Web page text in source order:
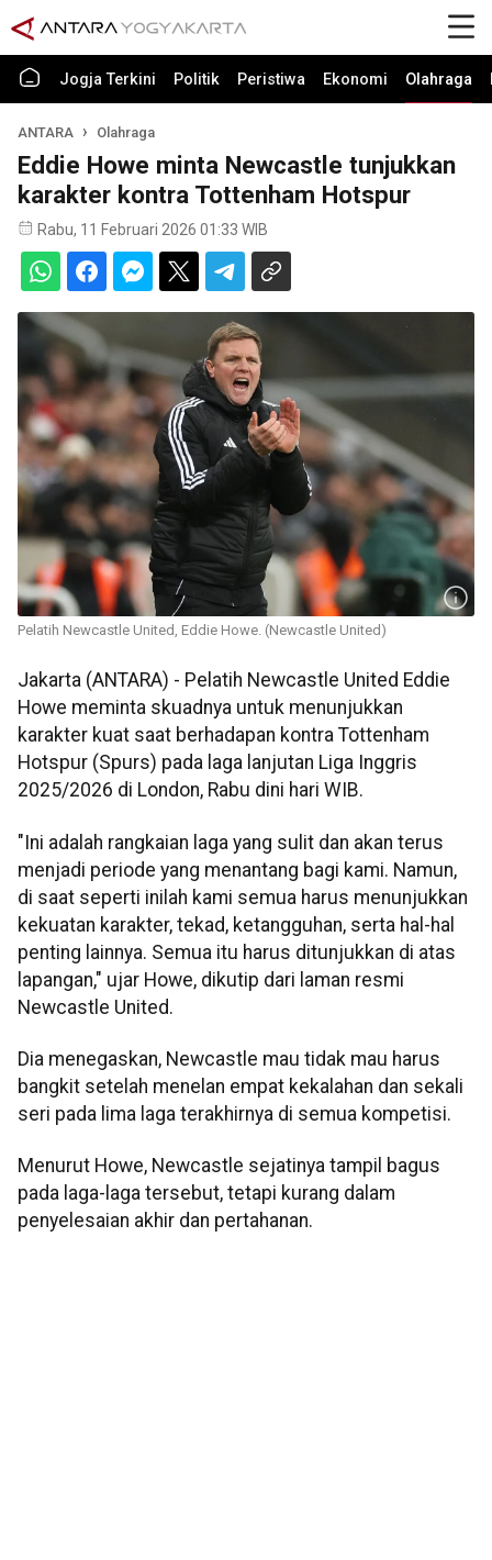
Jogja Terkini Politik Peristiwa Ekonomi Olahraga
ANTARA Olahraga
Eddie Howe minta Newcastle tunjukkan
karakter kontra Tottenham Hotspur
Rabu, 11 Februari 2026 01:33 WIB
Pelatih Newcastle United, Eddie Howe. (Newcastle United)
Jakarta (ANTARA) - Pelatih Newcastle United Eddie
Howe meminta skuadnya untuk menunjukkan
karakter kuat saat berhadapan kontra Tottenham
Hotspur (Spurs) pada laga lanjutan Liga Inggris
2025/2026 di London, Rabu dini hari WIB.
"Ini adalah rangkaian laga yang sulit dan akan terus
menjadi periode yang menantang bagi kami. Namun,
di saat seperti inilah kami semua harus menunjukkan
kekuatan karakter, tekad, ketangguhan, serta hal-hal
penting lainnya. Semua itu harus ditunjukkan di atas
lapangan," ujar Howe, dikutip dari laman resmi
Newcastle United.
Dia menegaskan, Newcastle mau tidak mau harus
bangkit setelah menelan empat kekalahan dan sekali
seri pada lima laga terakhirnya di semua kompetisi.
Menurut Howe, Newcastle sejatinya tampil bagus
pada laga-laga tersebut, tetapi kurang dalam
penyelesaian akhir dan pertahanan.